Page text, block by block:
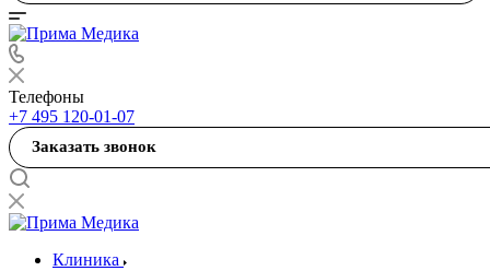
Телефоны
+7 495 120-01-07
Заказать звонок
Клиника